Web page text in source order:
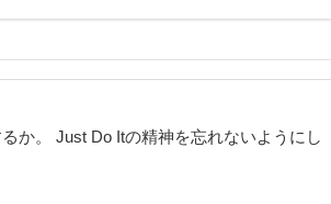
か。 Just Do Itの精神を忘れないようにし